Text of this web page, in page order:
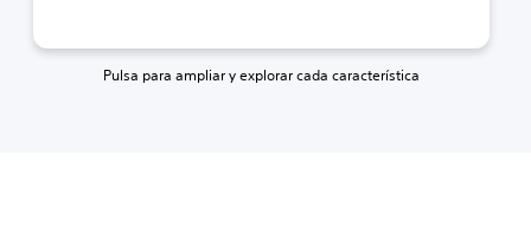
Pulsa para ampliar y explorar cada característica